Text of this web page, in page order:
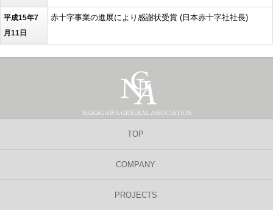
平成15年7
月11日
赤十字事業の進展により感謝状受賞 (日本赤十字社社長)
TOP
COMPANY
PROJECTS